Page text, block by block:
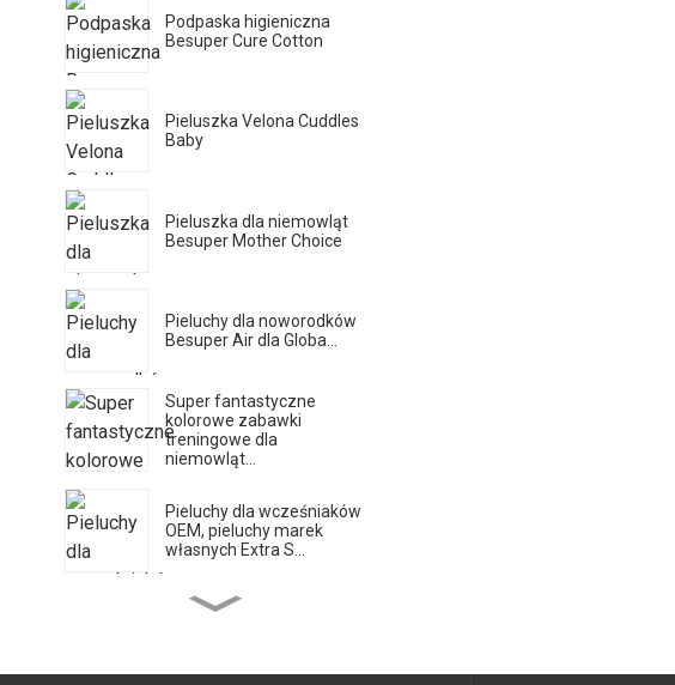
Podpaska higieniczna
Besuper Cure Cotton
Pieluszka Velona Cuddles
Baby
Pieluszka dla niemowląt
Besuper Mother Choice
Pieluchy dla noworodków
Besuper Air dla Globa...
Super fantastyczne
kolorowe zabawki
treningowe dla
niemowląt...
Pieluchy dla wcześniaków
OEM, pieluchy marek
własnych Extra S...
Besuper Bamboo Planet